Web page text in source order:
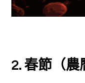
2. 春節（農